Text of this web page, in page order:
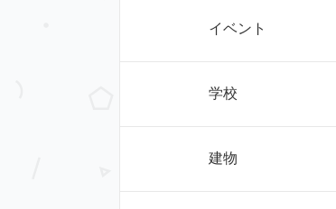
イベント
学校
建物